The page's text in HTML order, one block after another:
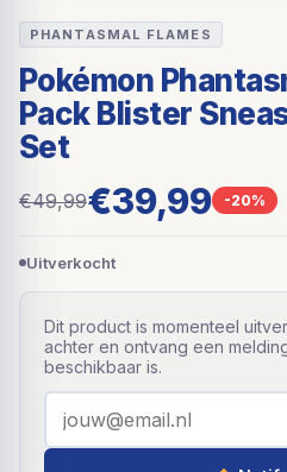
PHANTASMAL FLAMES
Pokémon
Pack Blister
Set
€49,99€39,99 -20%
Uitverkocht
Dit product is momenteel
achter en ontvang een
beschikbaar is.